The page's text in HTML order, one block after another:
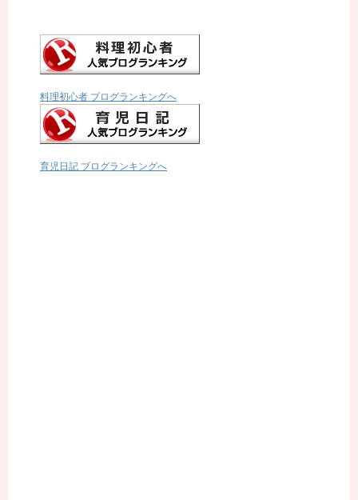
料理初心者 ブログランキングへ
育児日記 ブログランキングへ